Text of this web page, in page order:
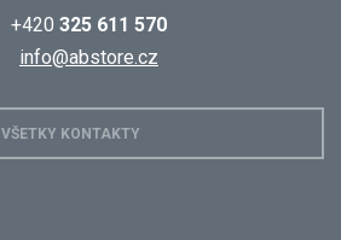
+420 325 611 570
info@abstore.cz
VŠETKY KONTAKTY